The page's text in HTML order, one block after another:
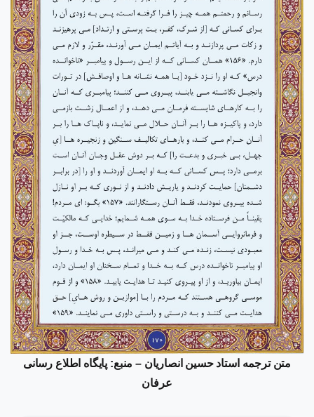
متن ترجمه استاد حسین انصاریان – منبع: پایگاه اطلاع رسانی
عرفان